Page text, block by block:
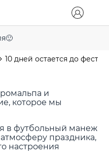
10 дней остается до
и
которое мы
в футбольный манеж
праздника,
настроения